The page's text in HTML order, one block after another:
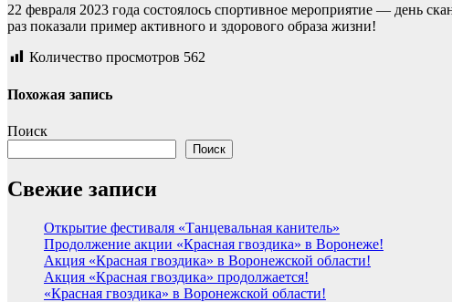
22 февраля 2023 года состоялось спортивное мероприятие — день
раз показали пример активного и здорового образа жизни!
Количество просмотров 562
Похожая запись
Поиск
Поиск
Свежие записи
Открытие фестиваля «Танцевальная канитель»
Продолжение акции «Красная гвоздика» в Воронеже!
Акция «Красная гвоздика» в Воронежской области!
Акция «Красная гвоздика» продолжается!
«Красная гвоздика» в Воронежской области!